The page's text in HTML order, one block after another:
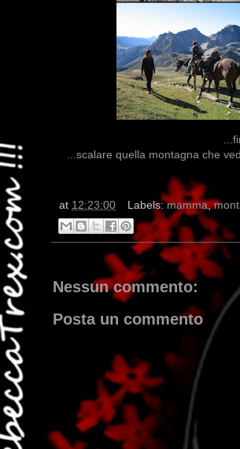
...scalare quella montagna che
at 12:23:00 Labels:mamma,
Nessun commento:
Posta un commento